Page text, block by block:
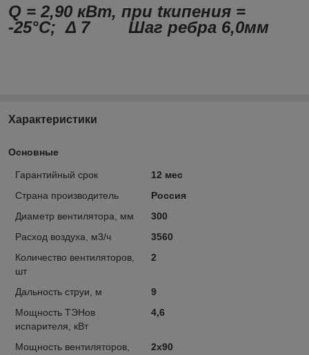
Q = 2,90 кВт, при tкипения =
-25°С; Δ 7
Шаг ребра 6,0мм
Характеристики
Основные
Гарантийный срок
12 мес
Страна производитель
Россия
Диаметр вентилятора, мм
300
Расход воздуха, м3/ч
3560
Количество вентиляторов,
шт
2
Дальность струи, м
9
Мощность ТЭНов
испарителя, кВт
4,6
Мощность вентиляторов,
2х90